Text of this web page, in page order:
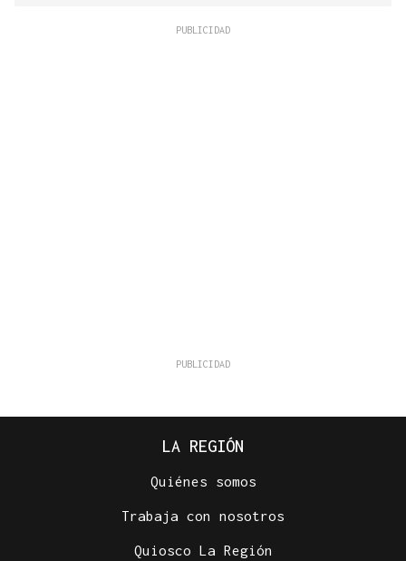
LA REGIÓN
Quiénes somos
Trabaja con nosotros
Quiosco La Región